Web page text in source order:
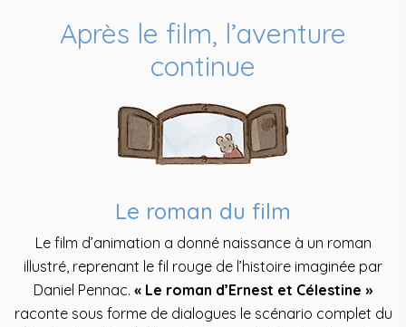
Après le film, l’aventure
continue
Le roman du film
Le film d’animation a donné naissance à un roman
illustré, reprenant le fil rouge de l’histoire imaginée par
Daniel Pennac. « Le roman d’Ernest et Célestine »
raconte sous forme de dialogues le scénario complet du